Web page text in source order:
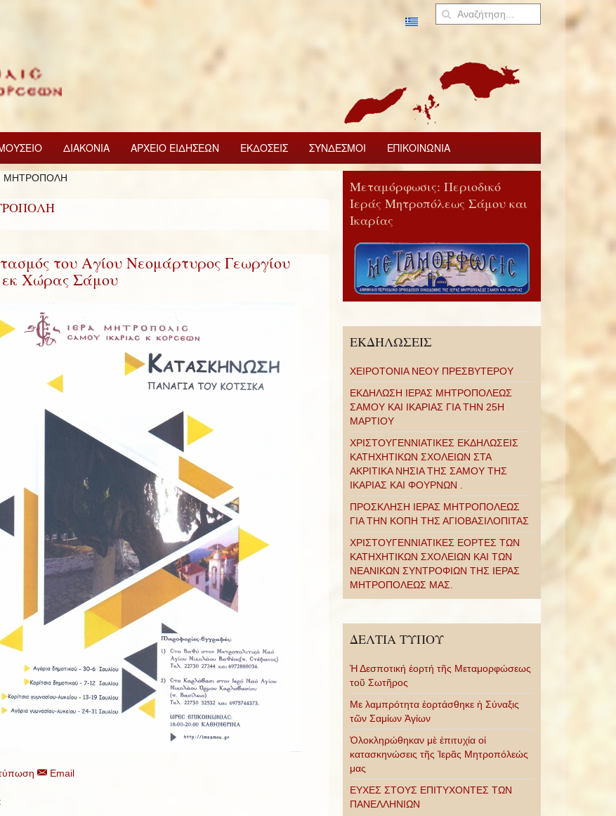
ΔΙΑΚΟΝΙΑ ΑΡΧΕΙΟ ΕΙΔΗΣΕΩΝ ΕΚΔΟΣΕΙΣ ΣΥΝΔΕΣΜΟΙ ΕΠΙΚΟΙΝΩΝΙΑ
ΜΗΤΡΟΠΟΛΗ
του Αγίου Νεομάρτυρος Γεωργίου
εκ Χώρας Σάμου
Email
Μεταμόρφωσις: Περιοδικό
Ιεράς Μητροπόλεως Σάμου και
Ικαρίας
ΕΚΔΗΛΩΣΕΙΣ
ΧΕΙΡΟΤΟΝΙΑ ΝΕΟΥ ΠΡΕΣΒΥΤΕΡΟΥ
ΕΚΔΗΛΩΣΗ ΙΕΡΑΣ ΜΗΤΡΟΠΟΛΕΩΣ
ΣΑΜΟΥ ΚΑΙ ΙΚΑΡΙΑΣ ΓΙΑ ΤΗΝ 25Η
ΜΑΡΤΙΟΥ
ΧΡΙΣΤΟΥΓΕΝΝΙΑΤΙΚΕΣ ΕΚΔΗΛΩΣΕΙΣ
ΚΑΤΗΧΗΤΙΚΩΝ ΣΧΟΛΕΙΩΝ ΣΤΑ
ΑΚΡΙΤΙΚΑ ΝΗΣΙΑ ΤΗΣ ΣΑΜΟΥ ΤΗΣ
ΙΚΑΡΙΑΣ ΚΑΙ ΦΟΥΡΝΩΝ .
ΠΡΟΣΚΛΗΣΗ ΙΕΡΑΣ ΜΗΤΡΟΠΟΛΕΩΣ
ΓΙΑ ΤΗΝ ΚΟΠΗ ΤΗΣ ΑΓΙΟΒΑΣΙΛΟΠΙΤΑΣ
ΧΡΙΣΤΟΥΓΕΝΝΙΑΤΙΚΕΣ ΕΟΡΤΕΣ ΤΩΝ
ΚΑΤΗΧΗΤΙΚΩΝ ΣΧΟΛΕΙΩΝ ΚΑΙ ΤΩΝ
ΝΕΑΝΙΚΩΝ ΣΥΝΤΡΟΦΙΩΝ ΤΗΣ ΙΕΡΑΣ
ΜΗΤΡΟΠΟΛΕΩΣ ΜΑΣ.
ΔΕΛΤΙΑ ΤΥΠΟΥ
Ἡ Δεσποτική ἑορτή τῆς Μεταμορφώσεως
τοῦ Σωτῆρος
Με λαμπρότητα ἑορτάσθηκε ἡ Σύναξις
τῶν Σαμίων Ἁγίων
Ὁλοκληρώθηκαν μὲ ἐπιτυχία οἱ
κατασκηνώσεις τῆς Ἱερᾶς Μητροπόλεώς
μας
ΕΥΧΕΣ ΣΤΟΥΣ ΕΠΙΤΥΧΟΝΤΕΣ ΤΩΝ
ΠΑΝΕΛΛΗΝΙΩΝ